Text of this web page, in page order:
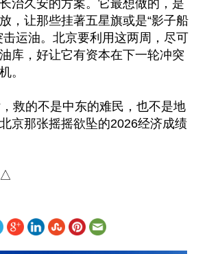
治久安的方案。它最想做的，是
，让那些挂著五星旗或是“影子船
击运油。北京要利用这两周，尽可
库，好让它有资本在下一轮冲突
。
救的不是中东的难民，也不是地
京那张摇摇欲坠的2026经济成绩